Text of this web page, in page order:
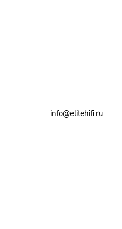
info@elitehifi.ru